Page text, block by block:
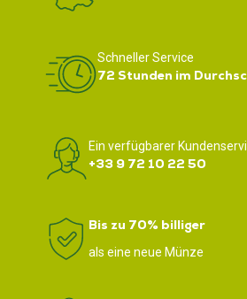
Schneller Service
72 Stunden im
Ein verfügbarer
+33 9 72 10 22 50
Bis zu 70% billiger
als eine neue Münze